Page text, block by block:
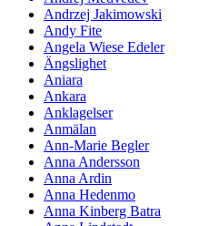
Andrzej Jakimowski
Andy Fite
Angela Wiese Edeler
Ängslighet
Aniara
Ankara
Anklagelser
Anmälan
Ann-Marie Begler
Anna Andersson
Anna Ardin
Anna Hedenmo
Anna Kinberg Batra